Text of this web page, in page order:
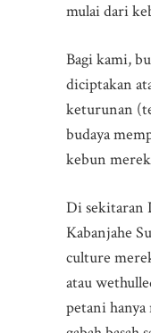
mulai dari
Bagi kami,
diciptakan
keturunan
budaya
kebun
Di sekitaran
Kabanjahe
culture
atau
petani